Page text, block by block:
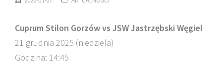
Cuprum Stilon Gorzów vs JSW Jastrzębski Węgiel
21 grudnia 2025 (niedziela)
Godzina: 14:45